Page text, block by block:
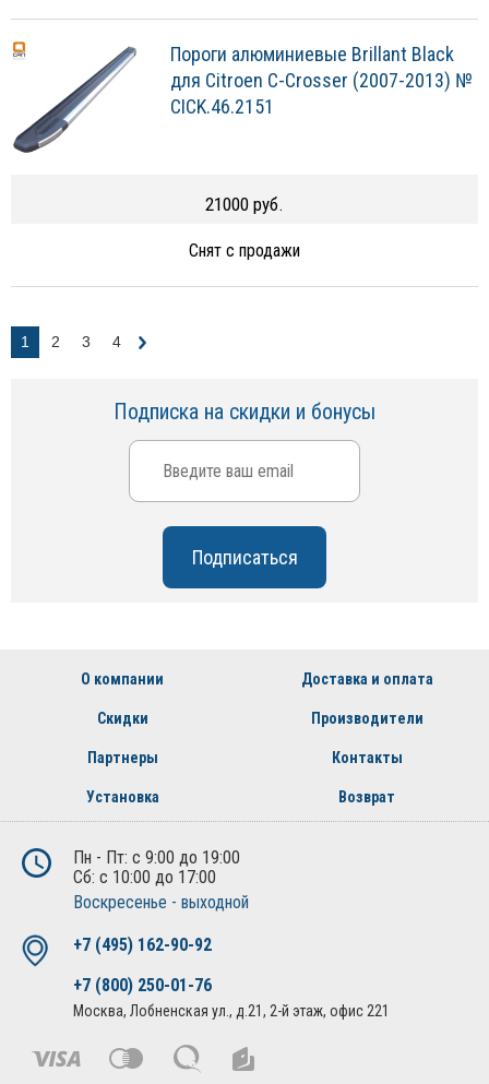
Пороги алюминиевые Brillant Black
для Citroen C-Crosser (2007-2013) №
CICK.46.2151
21000 руб.
Снят с продажи
1 2 3 4
Подписка на скидки и бонусы
О компании Доставка и оплата
Скидки Производители
Партнеры Контакты
Установка Возврат
Пн - Пт: с 9:00 до 19:00
Сб: с 10:00 до 17:00
Воскресенье - выходной
+7 (495) 162-90-92
+7 (800) 250-01-76
Москва, Лобненская ул., д.21, 2-й этаж, офис 221